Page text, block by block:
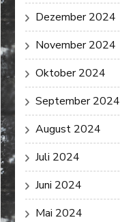
Dezember 2024
November 2024
Oktober 2024
September 2024
August 2024
Juli 2024
Juni 2024
Mai 2024